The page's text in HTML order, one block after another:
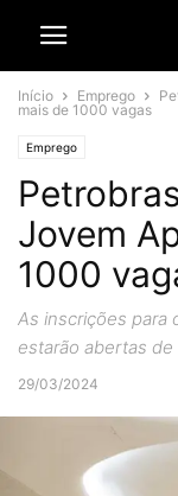
Início Emprego
mais de 1000 vagas
Emprego
Jovem
1000
As inscrições para
estarão abertas de
29/03/2024